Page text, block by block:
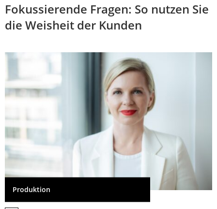
Fokussierende Fragen: So nutzen Sie
die Weisheit der Kunden
Produktion